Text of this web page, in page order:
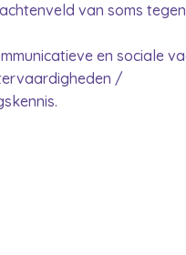
van soms
en sociale
/